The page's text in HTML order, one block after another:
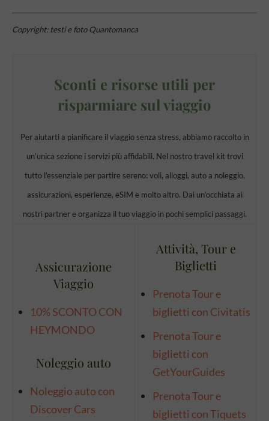
Copyright: testi e foto Quantomanca
Sconti e risorse utili per
risparmiare sul viaggio
Per aiutarti a pianificare il viaggio senza stress, abbiamo raccolto in
un’unica sezione i servizi più affidabili. Nel nostro travel kit trovi
tutto l’essenziale per partire sereno: voli, alloggi, auto a noleggio,
assicurazioni, esperienze, eSIM e molto altro. Dai un’occhiata ai
nostri partner e organizza il tuo viaggio in pochi semplici passaggi.
Assicurazione
Viaggio
10% SCONTO CON
HEYMONDO
Noleggio auto
Noleggio auto con
Discover Cars
Attività, Tour e
Biglietti
Prenota Tour e
biglietti con Civitatis
Prenota Tour e
biglietti con
GetYourGuides
Prenota Tour e
biglietti con Tiquets